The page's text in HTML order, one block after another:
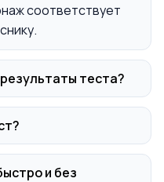
соответствует
теста?
и без